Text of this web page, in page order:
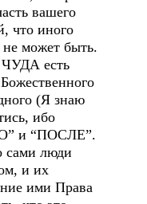
вашего
что иного
не может быть.
есть
(Я знаю
ибо
и “ПОСЛЕ”.
сами люди
и их
ими Права